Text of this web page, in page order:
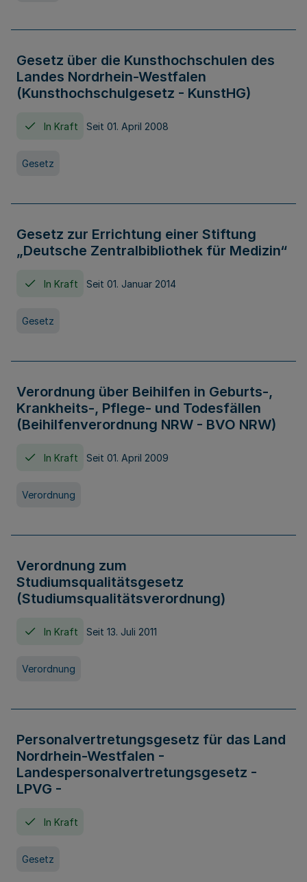
Gesetz über die Kunsthochschulen des
Landes Nordrhein-Westfalen
(Kunsthochschulgesetz - KunstHG)
In Kraft Seit 01. April 2008
Gesetz
Gesetz zur Errichtung einer Stiftung
„Deutsche Zentralbibliothek für Medizin“
In Kraft Seit 01. Januar 2014
Gesetz
Verordnung über Beihilfen in Geburts-,
Krankheits-, Pflege- und Todesfällen
(Beihilfenverordnung NRW - BVO NRW)
In Kraft Seit 01. April 2009
Verordnung
Verordnung zum
Studiumsqualitätsgesetz
(Studiumsqualitätsverordnung)
In Kraft Seit 13. Juli 2011
Verordnung
Personalvertretungsgesetz für das Land
Nordrhein-Westfalen -
Landespersonalvertretungsgesetz -
LPVG -
In Kraft
Gesetz